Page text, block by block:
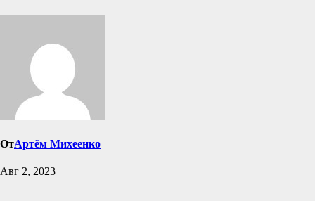
ОтАртём Михеенко
Авг 2, 2023